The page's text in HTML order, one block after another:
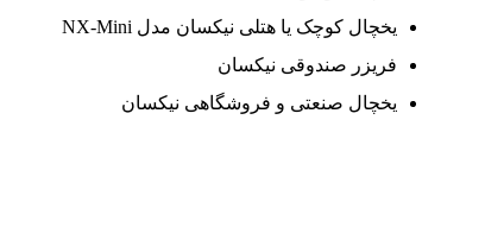
یخچال کوچک یا هتلی نیکسان مدل NX-Mini
فریزر صندوقی نیکسان
یخچال صنعتی و فروشگاهی نیکسان